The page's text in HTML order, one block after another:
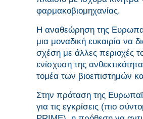
φαρμακοβιομηχανίας.
Η αναθεώρηση της
μια μοναδική ευκαιρία να
σχέση με άλλες περιοχές
ενίσχυση της
τομέα των βιοεπιστημών
Στην πρόταση της
για τις εγκρίσεις (πιο